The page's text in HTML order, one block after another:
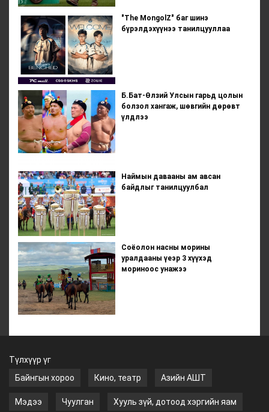
"The MongolZ" баг шинэ
бүрэлдэхүүнээ танилцууллаа
Б.Бат-Өлзий Улсын гарьд цолын
болзол хангаж, шөвгийн дөрөвт
үлдлээ
Наймын давааны ам авсан
байдлыг танилцуулбал
Соёолон насны морины
уралдааны үеэр 3 хүүхэд
мориноос унажээ
Түлхүүр үг
Байнгын хороо
Кино, театр Азийн АШТ
Мэдээ Чуулган Хууль зүй, дотоод хэргийн яам